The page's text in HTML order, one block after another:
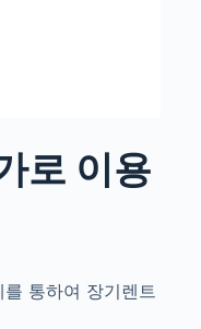
로 이용
통하여 장기렌트